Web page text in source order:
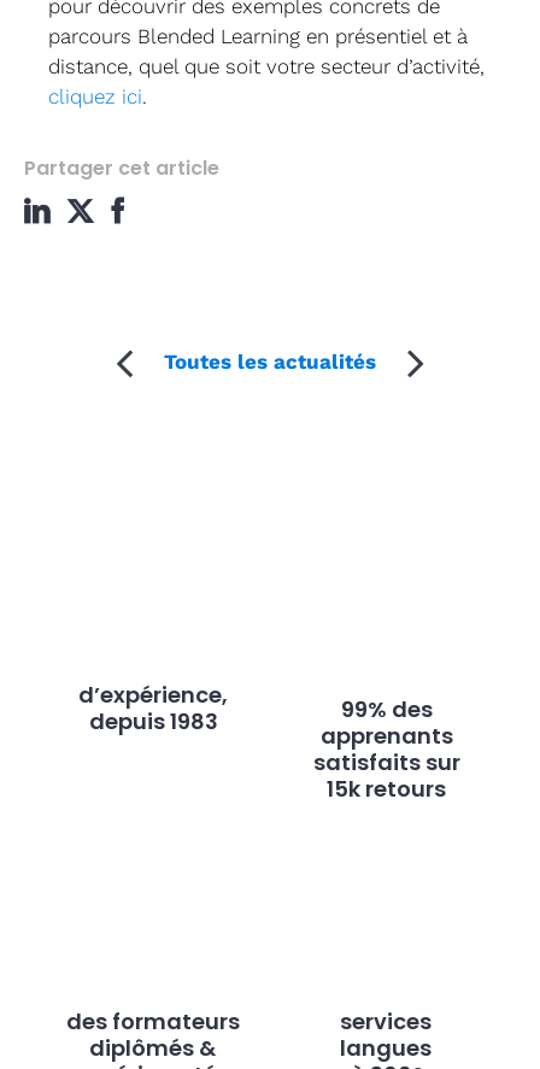
pour découvrir des exemples concrets de
parcours Blended Learning en présentiel et à
distance, quel que soit votre secteur d’activité,
cliquez ici.
Partager cet article
Toutes les actualités
d’expérience,
depuis 1983
99% des
apprenants
satisfaits sur
15k retours
des formateurs
diplômés &
services
langues